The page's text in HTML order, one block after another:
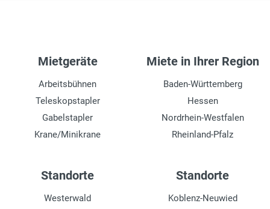
Mietgeräte
Arbeitsbühnen
Teleskopstapler
Gabelstapler
Krane/Minikrane
Miete in Ihrer Region
Baden-Württemberg
Hessen
Nordrhein-Westfalen
Rheinland-Pfalz
Standorte
Westerwald
Standorte
Koblenz-Neuwied